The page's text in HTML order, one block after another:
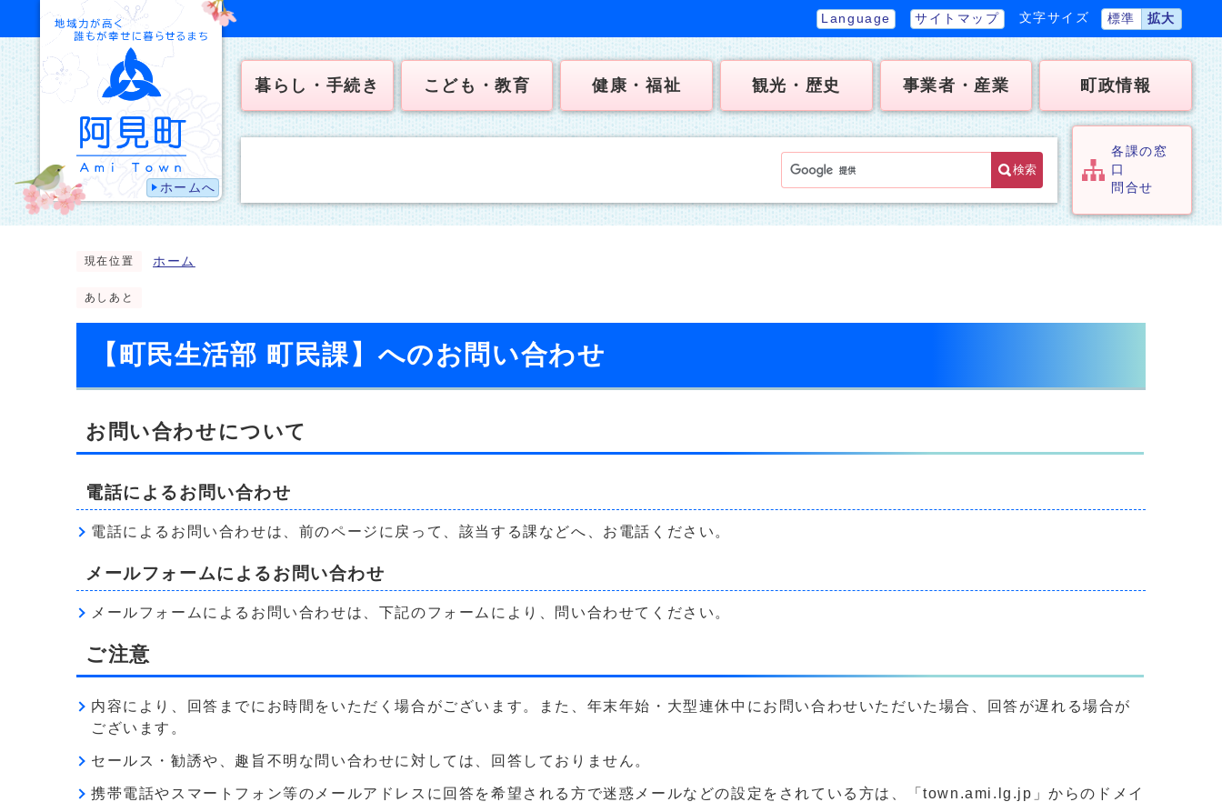
ホームへ
Language サイトマップ 文字サイズ 標準 拡大
暮らし・手続き こども・教育 健康・福祉 観光・歴史 事業者・産業 町政情報
検索
各課の窓
口
問合せ
現在位置 ホーム
あしあと
【町民生活部 町民課】へのお問い合わせ
お問い合わせについて
電話によるお問い合わせ
電話によるお問い合わせは、前のページに戻って、該当する課などへ、お電話ください。
メールフォームによるお問い合わせ
メールフォームによるお問い合わせは、下記のフォームにより、問い合わせてください。
ご注意
内容により、回答までにお時間をいただく場合がございます。また、年末年始・大型連休中にお問い合わせいただいた場合、回答が遅れる場合が
ございます。
セールス・勧誘や、趣旨不明な問い合わせに対しては、回答しておりません。
携帯電話やスマートフォン等のメールアドレスに回答を希望される方で迷惑メールなどの設定をされている方は、「town.ami.lg.jp」からのドメイ